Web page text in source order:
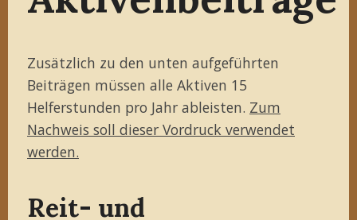
Zusätzlich zu den unten aufgeführten
Beiträgen müssen alle Aktiven 15
Helferstunden pro Jahr ableisten. Zum
Nachweis soll dieser Vordruck verwendet
werden.
Reit- und